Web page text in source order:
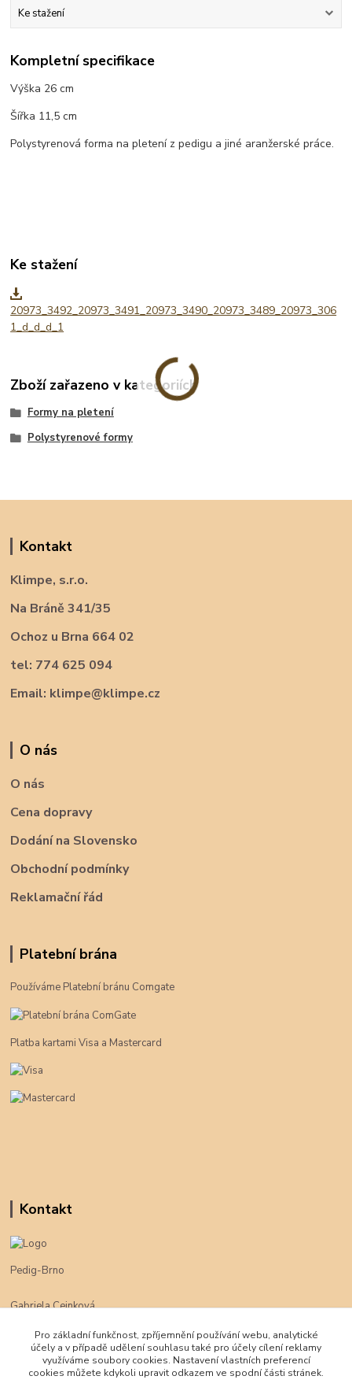
Ke stažení
Kompletní specifikace
Výška 26 cm
Šířka 11,5 cm
Polystyrenová forma na pletení z pedigu a jiné aranžerské práce.
Ke stažení
20973_3492_20973_3491_20973_3490_20973_3489_20973_306
1_d_d_d_1
Zboží zařazeno v kategoriích
Formy na pletení
Polystyrenové formy
Kontakt
Klimpe, s.r.o.
Na Bráně 341/35
Ochoz u Brna 664 02
tel: 774 625 094
Email: klimpe@klimpe.cz
O nás
O nás
Cena dopravy
Dodání na Slovensko
Obchodní podmínky
Reklamační řád
Platební brána
Používáme Platební bránu Comgate
Platba kartami Visa a Mastercard
Kontakt
Pedig-Brno
Gabriela Cejnková
klimpe@klimpe.cz
Pro základní funkčnost, zpříjemnění používání webu, analytické
účely a v případě udělení souhlasu také pro účely cílení reklamy
využíváme soubory cookies. Nastavení vlastních preferencí
cookies můžete kdykoli upravit odkazem ve spodní části stránek.